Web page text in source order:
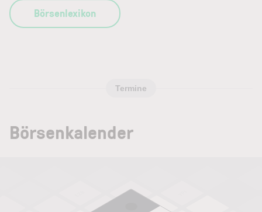
Börsenlexikon
Termine
Börsenkalender